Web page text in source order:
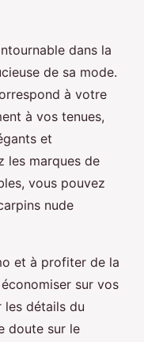
dans la
de sa mode.
à votre
à vos tenues,
et
les marques de
vous pouvez
nude
et à profiter de la
sur vos
les détails du
doute sur le